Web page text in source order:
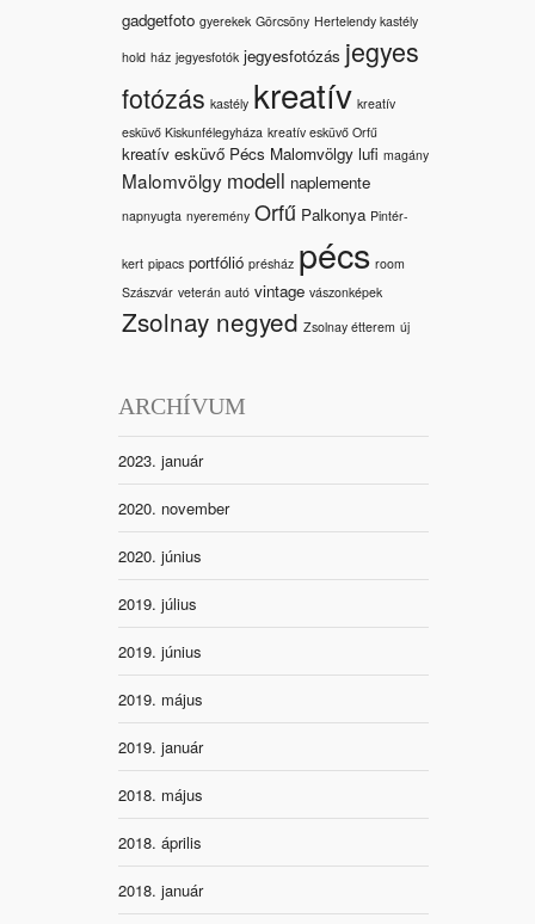
gadgetfoto gyerekek Görcsöny Hertelendy kastély
hold ház jegyesfotók jegyesfotózás jegyes
fotózás kastély kreatív kreatív
esküvő Kiskunfélegyháza kreatív esküvő Orfű
kreatív esküvő Pécs Malomvölgy lufi magány
Malomvölgy modell naplemente
napnyugta nyeremény Orfű Palkonya Pintér-
kert pipacs portfólió présház pécs room
Szászvár veterán autó vintage vászonképek
Zsolnay negyed Zsolnay étterem új
ARCHÍVUM
2023. január
2020. november
2020. június
2019. július
2019. június
2019. május
2019. január
2018. május
2018. április
2018. január